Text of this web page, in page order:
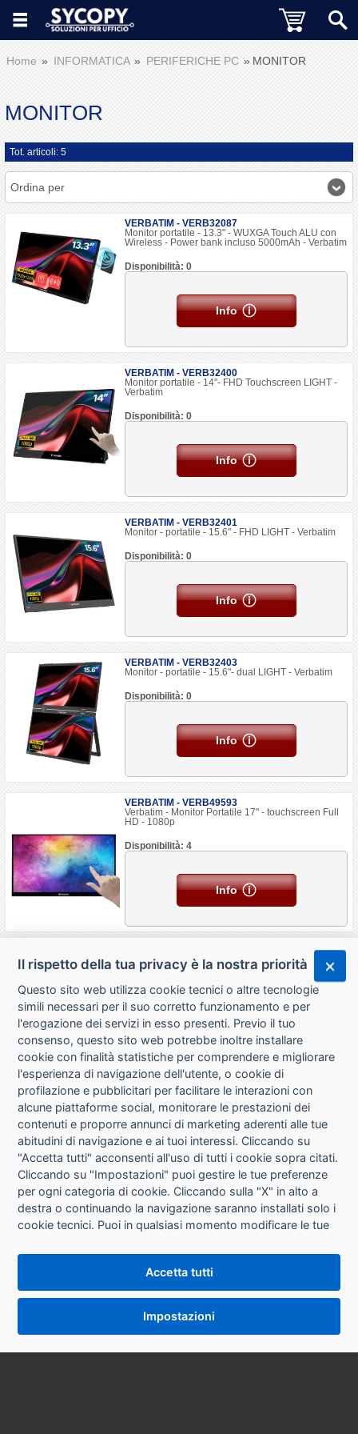
Home INFORMATICA PERIFERICHE PC MONITOR
MONITOR
Tot. articoli: 5
Ordina per
VERBATIM - VERB32087
Monitor portatile - 13.3" - WUXGA Touch ALU con
Wireless - Power bank incluso 5000mAh - Verbatim
Disponibilità: 0
Info
VERBATIM - VERB32400
Monitor portatile - 14"- FHD Touchscreen LIGHT -
Verbatim
Disponibilità: 0
Info
VERBATIM - VERB32401
Monitor - portatile - 15.6" - FHD LIGHT - Verbatim
Disponibilità: 0
Info
VERBATIM - VERB32403
Monitor - portatile - 15.6"- dual LIGHT - Verbatim
Disponibilità: 0
Info
VERBATIM - VERB49593
Verbatim - Monitor Portatile 17" - touchscreen Full
HD - 1080p
Disponibilità: 4
Info
CHI SIAMO
CONTATTI
CONDIZIONI DI VENDITA
RICHIESTA RECESSO
PRIVACY
Il rispetto della tua privacy è la nostra priorità
Questo sito web utilizza cookie tecnici o altre tecnologie
simili necessari per il suo corretto funzionamento e per
l'erogazione dei servizi in esso presenti. Previo il tuo
consenso, questo sito web potrebbe inoltre installare
cookie con finalità statistiche per comprendere e migliorare
l'esperienza di navigazione dell'utente, o cookie di
profilazione e pubblicitari per facilitare le interazioni con
alcune piattaforme social, monitorare le prestazioni dei
contenuti e proporre annunci di marketing aderenti alle tue
abitudini di navigazione e ai tuoi interessi. Cliccando su
"Accetta tutti" acconsenti all'uso di tutti i cookie sopra citati.
Cliccando su "Impostazioni" puoi gestire le tue preferenze
per ogni categoria di cookie. Cliccando sulla "X" in alto a
destra o continuando la navigazione saranno installati solo i
cookie tecnici. Puoi in qualsiasi momento modificare le tue
che si trova in fondo alle pagine del sito. Per maggiori
informazioni consulta la nostraInformativa sui cookie
Accetta tutti
Impostazioni